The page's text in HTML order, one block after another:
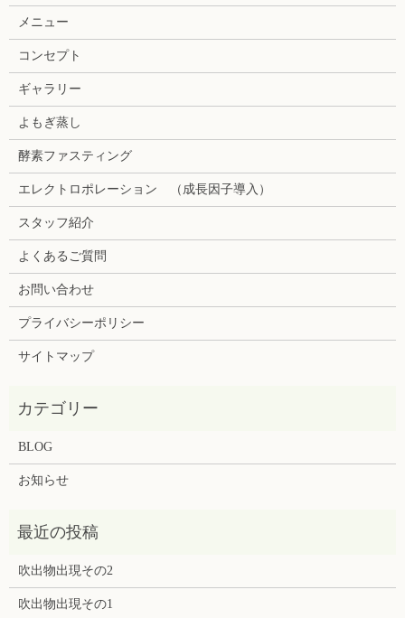
メニュー
コンセプト
ギャラリー
よもぎ蒸し
酵素ファスティング
エレクトロポレーション （成長因子導入）
スタッフ紹介
よくあるご質問
お問い合わせ
プライバシーポリシー
サイトマップ
BLOG
お知らせ
吹出物出現その2
吹出物出現その1